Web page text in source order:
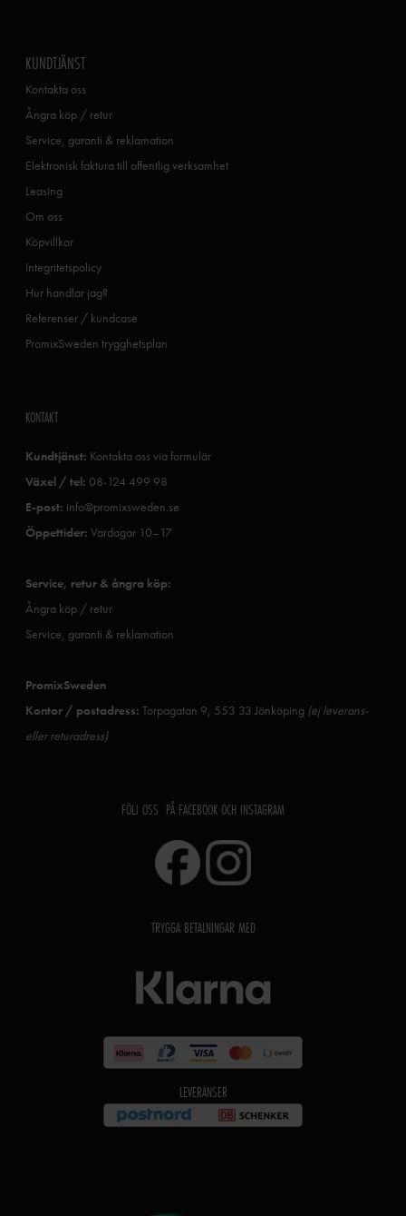
KUNDTJÄNST
Kontakta oss
Ångra köp / retur
Service, garanti & reklamation
Elektronisk faktura till offentlig verksamhet
Leasing
Om oss
Köpvillkor
Integritetspolicy
Hur handlar jag?
Referenser / kundcase
PromixSweden trygghetsplan
KONTAKT
Kundtjänst: Kontakta oss via formulär
Växel / tel: 08-124 499 98
E-post: info@promixsweden.se
Öppettider: Vardagar 10–17
Service, retur & ångra köp:
Ångra köp / retur
Service, garanti & reklamation
PromixSweden
Kontor / postadress: Torpagatan 9, 553 33 Jönköping (ej leverans-
eller returadress)
FÖLJ OSS PÅ FACEBOOK OCH INSTAGRAM
TRYGGA BETALNINGAR MED
LEVERANSER